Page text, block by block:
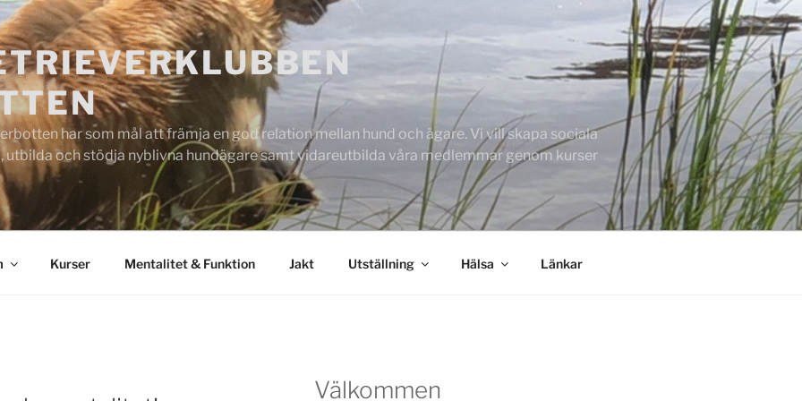
har som mål att främja en god relation mellan hund och ägare. Vi vill skapa sociala
och stödja nyblivna hundägare samt vidareutbilda våra medlemmar genom kurser
Kurser Mentalitet & Funktion Jakt Utställning Hälsa Länkar
Välkommen